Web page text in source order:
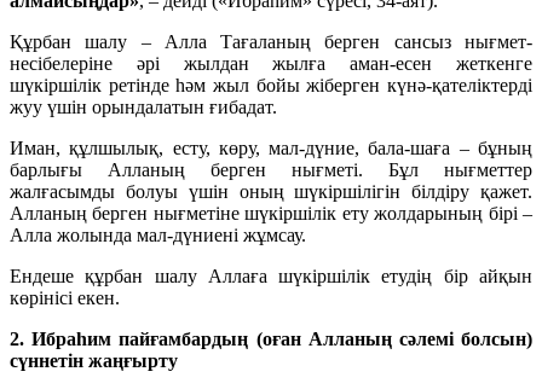
Құрбан шалу – Алла Тағаланың берген сансыз нығмет-
несібелеріне әрі жылдан жылға аман-есен жеткенге
шүкіршілік ретінде һәм жыл бойы жіберген күнә-қателіктерді
жуу үшін орындалатын ғибадат.
Иман, құлшылық, есту, көру, мал-дүние, бала-шаға – бұның
барлығы Алланың берген нығметі. Бұл нығметтер
жалғасымды болуы үшін оның шүкіршілігін білдіру қажет.
Алланың берген нығметіне шүкіршілік ету жолдарының бірі –
Алла жолында мал-дүниені жұмсау.
Ендеше құрбан шалу Аллаға шүкіршілік етудің бір айқын
көрінісі екен.
2. Ибраһим пайғамбардың (оған Алланың сәлемі болсын)
сүннетін жаңғырту